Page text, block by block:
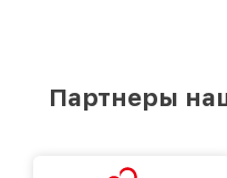
безупречной
современное
собственный
Партнеры